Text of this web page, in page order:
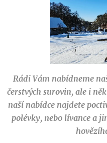
Rádi Vám nabídneme
čerstvých surovin, ale i
naší nabídce najdete
polévky, nebo lívance a